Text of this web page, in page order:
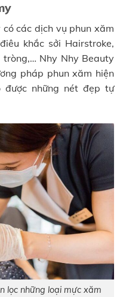
các dịch vụ phun xăm
khắc sởi Hairstroke,
tròng,… Nhy Nhy Beauty
pháp phun xăm hiện
những nét đẹp tự
lọc những loại mực xăm